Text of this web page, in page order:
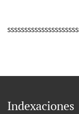
Indexaciones